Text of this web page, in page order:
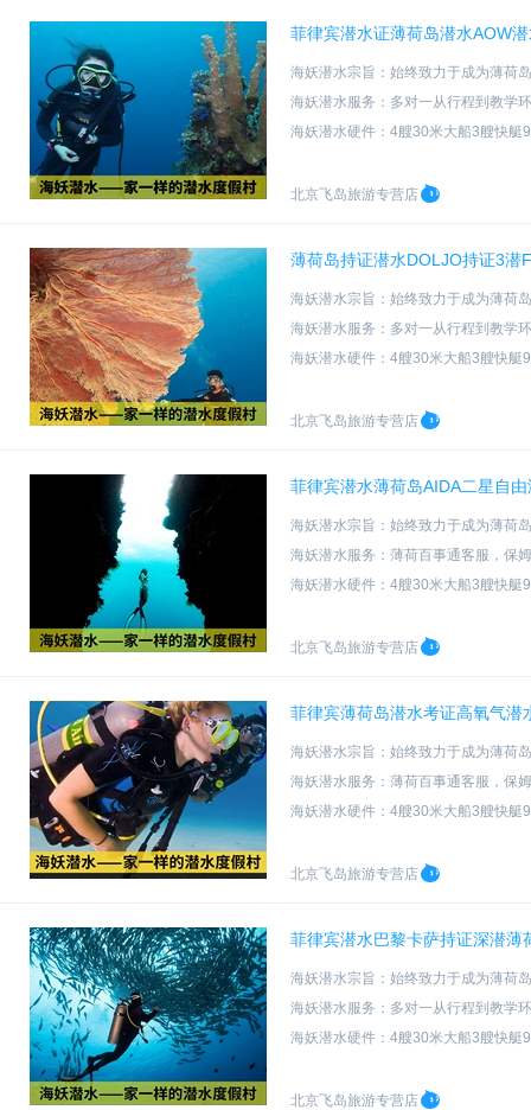
菲律宾潜水证薄荷岛潜水AOW
海妖潜水宗旨：始终致力于成为薄荷
海妖潜水服务：多对一从行程到教学
海妖潜水硬件：4艘30米大船3艘快艇
北京飞岛旅游专营店
薄荷岛持证潜水DOLJO持证3潜
海妖潜水宗旨：始终致力于成为薄荷
海妖潜水服务：多对一从行程到教学
海妖潜水硬件：4艘30米大船3艘快艇
北京飞岛旅游专营店
菲律宾潜水薄荷岛AIDA二星自
海妖潜水宗旨：始终致力于成为薄荷
海妖潜水服务：薄荷百事通客服，保
海妖潜水硬件：4艘30米大船3艘快艇
北京飞岛旅游专营店
菲律宾薄荷岛潜水考证高氧气潜
海妖潜水宗旨：始终致力于成为薄荷
海妖潜水服务：薄荷百事通客服，保
海妖潜水硬件：4艘30米大船3艘快艇
北京飞岛旅游专营店
菲律宾潜水巴黎卡萨持证深潜
海妖潜水宗旨：始终致力于成为薄荷
海妖潜水服务：多对一从行程到教学
海妖潜水硬件：4艘30米大船3艘快艇
北京飞岛旅游专营店